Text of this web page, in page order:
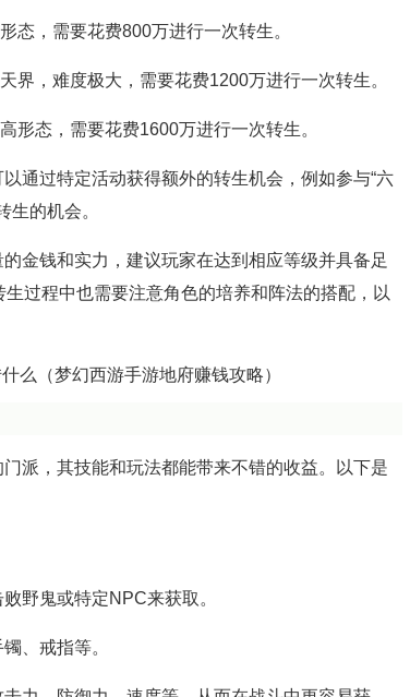
态，需要花费800万进行一次转生。
界，难度极大，需要花费1200万进行一次转生。
形态，需要花费1600万进行一次转生。
通过特定活动获得额外的转生机会，例如参与“六
生的机会。
金钱和实力，建议玩家在达到相应等级并具备足
过程中也需要注意角色的培养和阵法的搭配，以
派，其技能和玩法都能带来不错的收益。以下是
野鬼或特定NPC来获取。
、戒指等。